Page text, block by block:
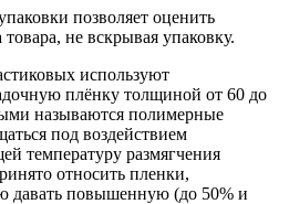
позволяет оценить
не вскрывая упаковку.
используют
плёнку толщиной от 60 до
называются полимерные
под воздействием
температуру размягчения
относить пленки,
давать повышенную (до 50% и